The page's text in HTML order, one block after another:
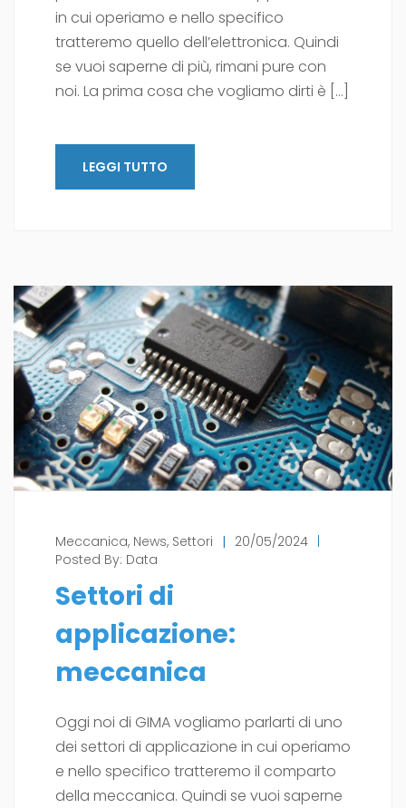
in cui operiamo e nello specifico
tratteremo quello dell’elettronica. Quindi
se vuoi saperne di più, rimani pure con
noi. La prima cosa che vogliamo dirti è […]
LEGGI TUTTO
Meccanica, News, Settori | 20/05/2024
Posted By: Data
Settori di
applicazione:
meccanica
Oggi noi di GIMA vogliamo parlarti di uno
dei settori di applicazione in cui operiamo
e nello specifico tratteremo il comparto
della meccanica. Quindi se vuoi saperne